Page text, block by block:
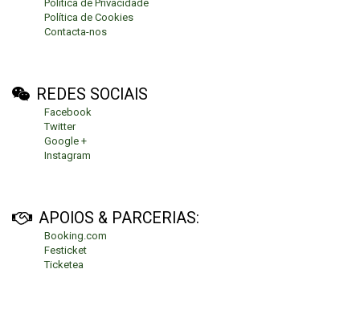
Política de Privacidade
Política de Cookies
Contacta-nos
REDES SOCIAIS
Facebook
Twitter
Google +
Instagram
APOIOS & PARCERIAS:
Booking.com
Festicket
Ticketea